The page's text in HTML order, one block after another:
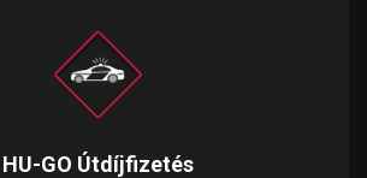
HU-GO Útdíjfizetés